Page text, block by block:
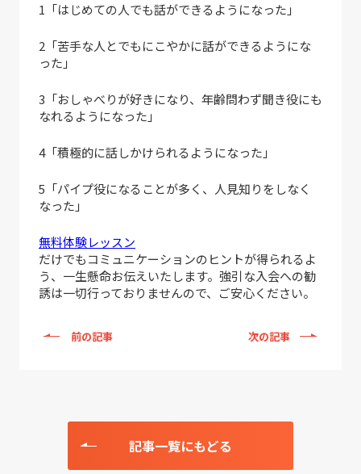
1「はじめての人でも話ができるようになった」
2「苦手な人とでもにこやかに話ができるようにな
った」
3「おしゃべりが好きになり、年齢問わず聞き役にも
なれるようになった」
4「積極的に話しかけられるようになった」
5「パイプ役になることが多く、人見知りをしなく
なった」
無料体験レッスン
だけでもコミュニケーションのヒントが得られるよ
う、一生懸命お伝えいたします。強引な入会への勧
誘は一切行っておりませんので、ご安心ください。
前の記事 次の記事
記事一覧にもどる